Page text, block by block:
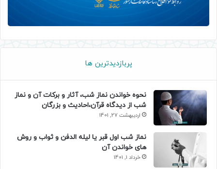
پربازدیدترین ها
نحوه خواندن نماز شب، آثار و برکات آن و نماز
شب از دیدگاه قرآن،احادیث و بزرگان
اردیبهشت 27, 1401
نماز شب اول قبر یا لیله الدفن و ثواب و روش
های خواندن آن
خرداد 1, 1401